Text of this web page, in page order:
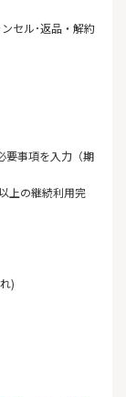
セル･返品・解約
事項を入力（期
上の継続利用完
)